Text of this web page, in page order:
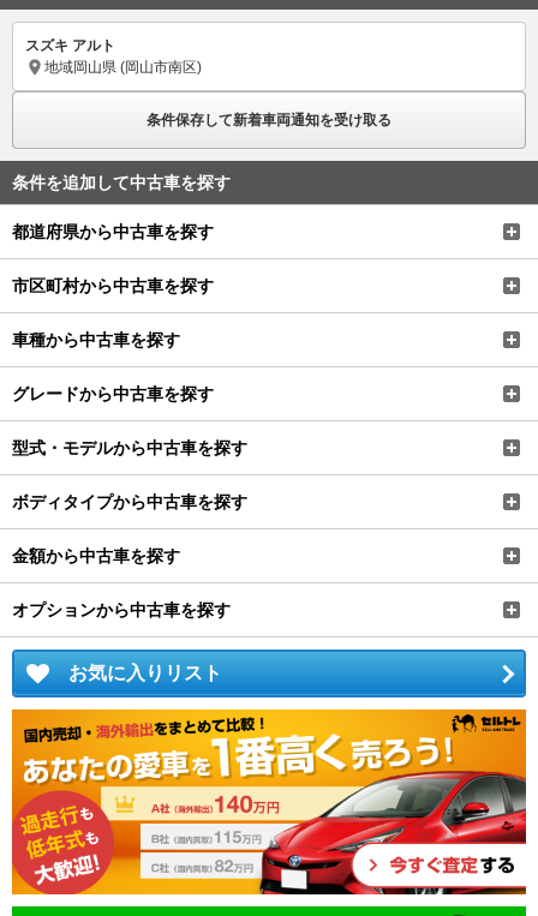
スズキ アルト
地域岡山県 (岡山市南区)
条件保存して新着車両通知を受け取る
条件を追加して中古車を探す
都道府県から中古車を探す
市区町村から中古車を探す
車種から中古車を探す
グレードから中古車を探す
型式・モデルから中古車を探す
ボディタイプから中古車を探す
金額から中古車を探す
オプションから中古車を探す
お気に入りリスト